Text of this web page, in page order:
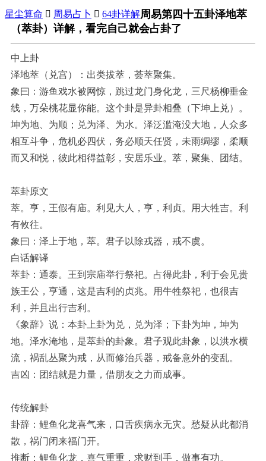
星尘算命  周易占卜  64卦详解周易第四十五卦泽地萃
（萃卦）详解，看完自己就会占卦了
中上卦
泽地萃（兑宫）：出类拔萃，荟萃聚集。
象曰：游鱼戏水被网惊，跳过龙门身化龙，三尺杨柳垂金
线，万朵桃花显你能。这个卦是异卦相叠（下坤上兑）。
坤为地、为顺；兑为泽、为水。泽泛滥淹没大地，人众多
相互斗争，危机必四伏，务必顺天任贤，未雨绸缪，柔顺
而又和悦，彼此相得益彰，安居乐业。萃，聚集、团结。
萃卦原文
萃。亨，王假有庙。利见大人，亨，利贞。用大牲吉。利
有攸往。
象曰：泽上于地，萃。君子以除戎器，戒不虞。
白话解译
萃卦：通泰。王到宗庙举行祭祀。占得此卦，利于会见贵
族王公，亨通，这是吉利的贞兆。用牛牲祭祀，也很吉
利，并且出行吉利。
《象辞》说：本卦上卦为兑，兑为泽；下卦为坤，坤为
地。泽水淹地，是萃卦的卦象。君子观此卦象，以洪水横
流，祸乱丛聚为戒，从而修治兵器，戒备意外的变乱。
吉凶：团结就是力量，借朋友之力而成事。
传统解卦
卦辞：鲤鱼化龙喜气来，口舌疾病永无灾。愁疑从此都消
散，祸门闭来福门开。
推断：鲤鱼化龙，喜气重重，求财到手，做事有功。